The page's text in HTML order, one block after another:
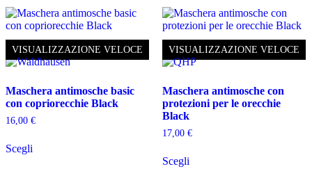
essere
scelte
nella
pagina
del
Le
opzioni
possono
essere
scelte
pagina
del
prodotto
VISUALIZZAZIONE VELOCE
Maschera antimosche basic
con copriorecchie Black
16,00 €
Scegliprodotto
VISUALIZZAZIONE VELOCE
Maschera antimosche con
protezioni per le orecchie
Black
17,00 €
Scegliprodotto